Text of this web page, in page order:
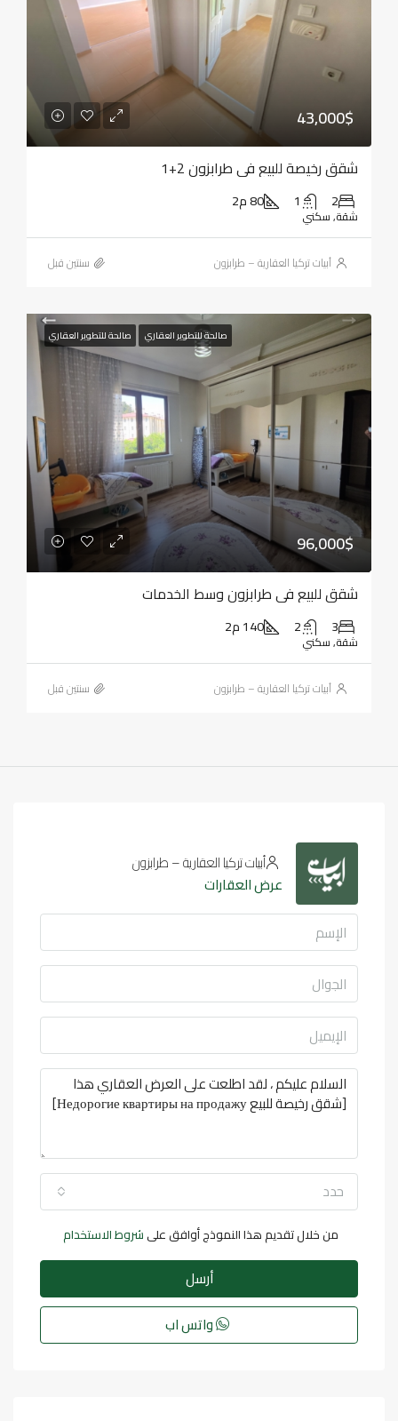
43,000$
شقق رخيصة للبيع في طرابزون 2+1
2
1 80 م2
شقة, سكني
أبيات تركيا العقارية – طرابزون ‏سنتين قبل
صالحة للتطوير العقاري صالحة للتطوير العقاري
96,000$
شقق للبيع في طرابزون وسط الخدمات
3
2 140 م2
شقة, سكني
أبيات تركيا العقارية – طرابزون ‏سنتين قبل
أبيات تركيا العقارية – طرابزون
عرض العقارات
حدد
من خلال تقديم هذا النموذج أوافق على شروط الاستخدام
أرسل
واتس اب